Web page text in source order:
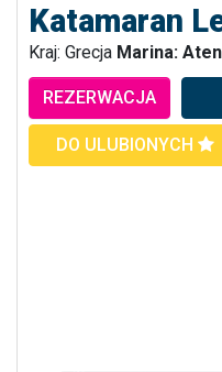
Katamaran
Kraj: Grecja Marina:
REZERWACJA
DO ULUBIONYCH